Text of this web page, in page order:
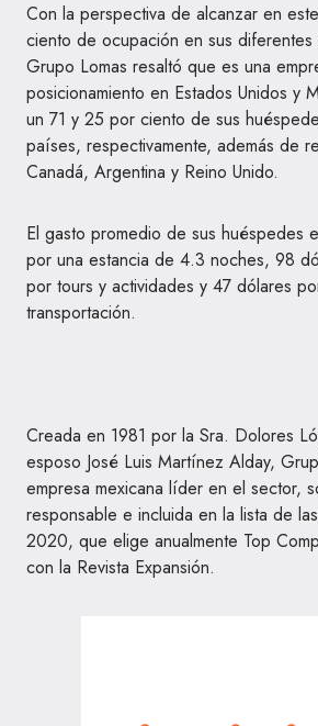
Con la perspectiva de alcanzar en
ciento de ocupación en sus
Grupo Lomas resaltó que es una
posicionamiento en Estados Unidos y
un 71 y 25 por ciento de sus
países, respectivamente, además de
Canadá, Argentina y Reino Unido.
El gasto promedio de sus huéspedes
por una estancia de 4.3 noches, 98
por tours y actividades y 47 dólares
transportación.
Creada en 1981 por la Sra. Dolores
esposo José Luis Martínez Alday,
empresa mexicana líder en el sector,
responsable e incluida en la lista de
2020, que elige anualmente Top
con la Revista Expansión.